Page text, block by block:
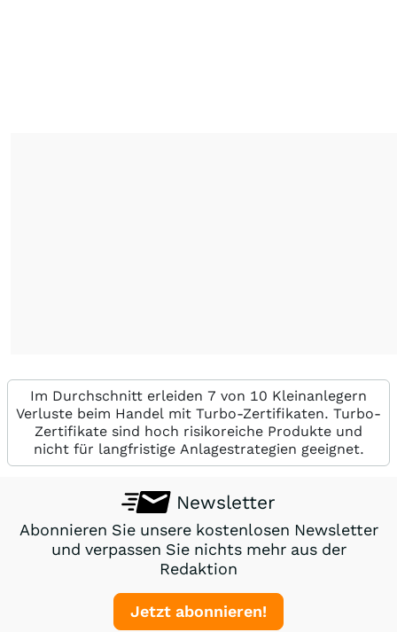
Im Durchschnitt erleiden 7 von 10 Kleinanlegern
Verluste beim Handel mit Turbo-Zertifikaten. Turbo-
Zertifikate sind hoch risikoreiche Produkte und
nicht für langfristige Anlagestrategien geeignet.
Newsletter
Abonnieren Sie unsere kostenlosen Newsletter
und verpassen Sie nichts mehr aus der
Redaktion
Jetzt abonnieren!